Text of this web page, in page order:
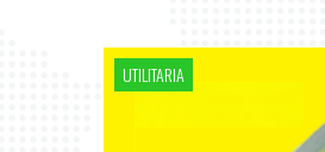
UTILITARIA
UTILITARIA